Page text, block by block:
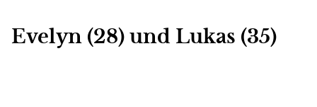
Evelyn (28) und Lukas (35)